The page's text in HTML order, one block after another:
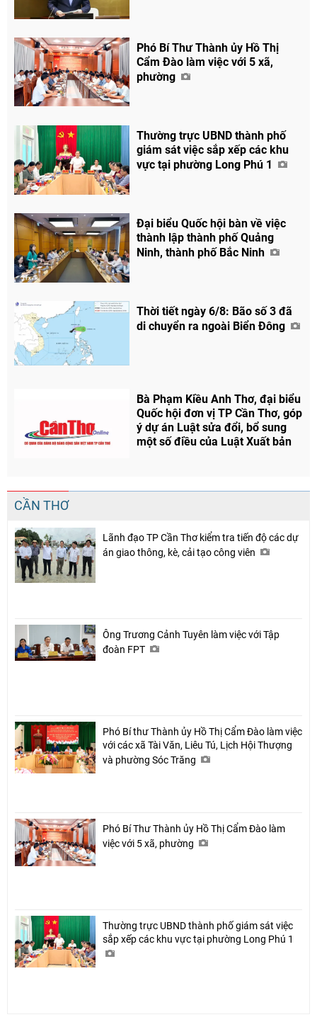
Phó Bí Thư Thành ủy Hồ Thị
Cẩm Đào làm việc với 5 xã,
phường
Thường trực UBND thành phố
giám sát việc sắp xếp các khu
vực tại phường Long Phú 1
Đại biểu Quốc hội bàn về việc
thành lập thành phố Quảng
Ninh, thành phố Bắc Ninh
Thời tiết ngày 6/8: Bão số 3 đã
di chuyển ra ngoài Biển Đông
Bà Phạm Kiều Anh Thơ, đại biểu
Quốc hội đơn vị TP Cần Thơ, góp
ý dự án Luật sửa đổi, bổ sung
một số điều của Luật Xuất bản
CẦN THƠ
Lãnh đạo TP Cần Thơ kiểm tra tiến độ các dự
án giao thông, kè, cải tạo công viên
Ông Trương Cảnh Tuyên làm việc với Tập
đoàn FPT
Phó Bí thư Thành ủy Hồ Thị Cẩm Đào làm việc
với các xã Tài Văn, Liêu Tú, Lịch Hội Thượng
và phường Sóc Trăng
Phó Bí Thư Thành ủy Hồ Thị Cẩm Đào làm
việc với 5 xã, phường
Thường trực UBND thành phố giám sát việc
sắp xếp các khu vực tại phường Long Phú 1